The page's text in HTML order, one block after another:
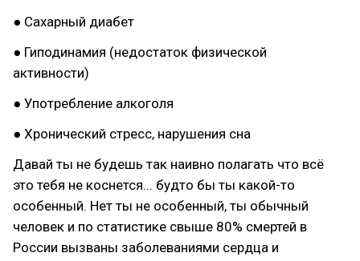
● Сахарный диабет
● Гиподинамия (недостаток физической
активности)
● Употребление алкоголя
● Хронический стресс, нарушения сна
Давай ты не будешь так наивно полагать что всё
это тебя не коснется... будто бы ты какой-то
особенный. Нет ты не особенный, ты обычный
человек и по статистике свыше 80% смертей в
России вызваны заболеваниями сердца и